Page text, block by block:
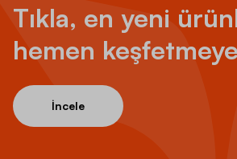
Tıkla, en yeni
hemen
İncele